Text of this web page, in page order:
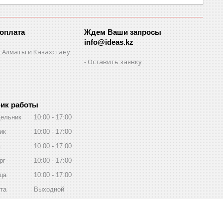
Алматы и Казахстану
Ждем Ваши запросы
info@ideas.kz
Оставить заявку
работы
10:00
17:00
10:00
17:00
10:00
17:00
10:00
17:00
10:00
17:00
Выходной